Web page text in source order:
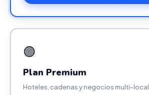
🟣
Plan Premium
Hoteles, cadenas y negocios multi-local